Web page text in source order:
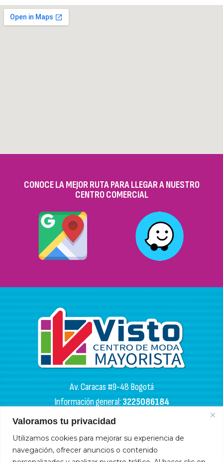
Valoramos tu privacidad
Utilizamos cookies para mejorar su experiencia de
navegación, ofrecer anuncios o contenido
CONOCE LA MEJOR RUTA PARA LLEGAR A NUESTRO
CENTRO COMERCIAL
Av. Caracas #9-48 Bogotá
Información general:3225086184
PQR:3102133050
HORARIOS DE APERTURA